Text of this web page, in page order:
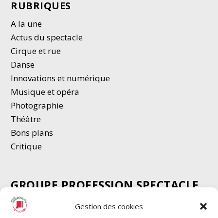
Gestion des cookies
RUBRIQUES
A la une
Actus du spectacle
Cirque et rue
Danse
Innovations et numérique
Musique et opéra
Photographie
Théâtre
Bons plans
Critique
GROUPE PROFESSION SPECTACLE
Chèque Intermittents